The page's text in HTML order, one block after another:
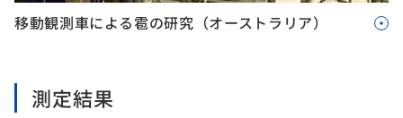
移動観測車による雹の研究（オーストラリア）
測定結果